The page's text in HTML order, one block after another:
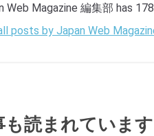
Web Magazine 編集部 has
posts by Japan Web
も読まれています